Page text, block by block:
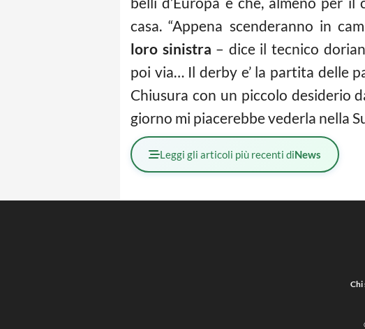
casa. “Appena scenderanno in
loro sinistra – dice il tecnico
poi via… Il derby e’ la partita delle
Chiusura con un piccolo desiderio
giorno mi piacerebbe vederla nella
Leggi gli articoli più recenti diNews
Chi